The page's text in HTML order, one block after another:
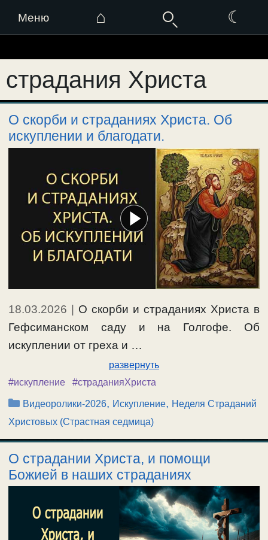
Меню ⌂ ☾
к
содержимому
страдания Христа
О скорби и страданиях Христа. Об
искуплении и благодати.
18.03.2026 | О скорби и страданиях Христа в
Гефсиманском саду и на Голгофе. Об
искуплении от греха и …
развернуть
#искупление
#страданияХриста
Рубрики
Видеоролики-2026, Искупление, Неделя Страданий
Христовых (Страстная седмица)
О страдании Христа, и помощи
Божией в наших страданиях